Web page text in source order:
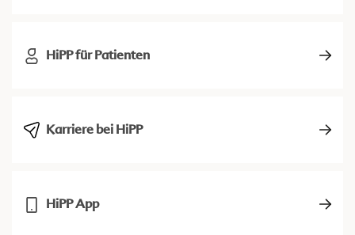
HiPP für Patienten
Karriere bei HiPP
HiPP App